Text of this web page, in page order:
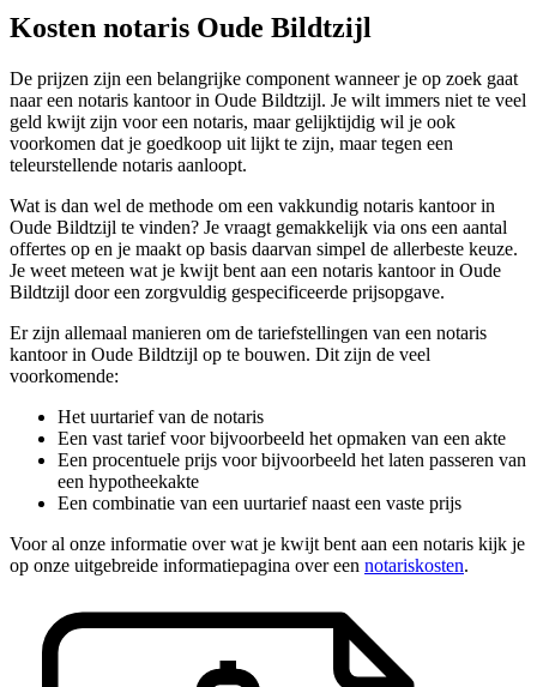
Kosten notaris Oude Bildtzijl
De prijzen zijn een belangrijke component wanneer je op zoek gaat
naar een notaris kantoor in Oude Bildtzijl. Je wilt immers niet te veel
geld kwijt zijn voor een notaris, maar gelijktijdig wil je ook
voorkomen dat je goedkoop uit lijkt te zijn, maar tegen een
teleurstellende notaris aanloopt.
Wat is dan wel de methode om een vakkundig notaris kantoor in
Oude Bildtzijl te vinden? Je vraagt gemakkelijk via ons een aantal
offertes op en je maakt op basis daarvan simpel de allerbeste keuze.
Je weet meteen wat je kwijt bent aan een notaris kantoor in Oude
Bildtzijl door een zorgvuldig gespecificeerde prijsopgave.
Er zijn allemaal manieren om de tariefstellingen van een notaris
kantoor in Oude Bildtzijl op te bouwen. Dit zijn de veel
voorkomende:
Het uurtarief van de notaris
Een vast tarief voor bijvoorbeeld het opmaken van een akte
Een procentuele prijs voor bijvoorbeeld het laten passeren van
een hypotheekakte
Een combinatie van een uurtarief naast een vaste prijs
Voor al onze informatie over wat je kwijt bent aan een notaris kijk je
op onze uitgebreide informatiepagina over een notariskosten.